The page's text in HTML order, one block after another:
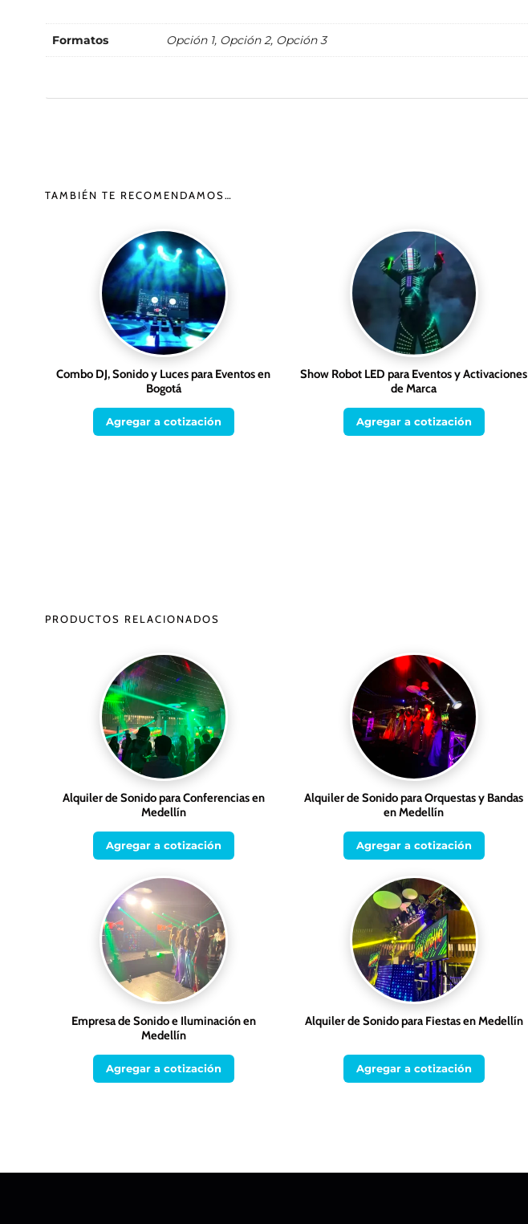
Formatos Opción 1, Opción 2, Opción 3
TAMBIÉN TE RECOMENDAMOS…
Combo DJ, Sonido y Luces para Eventos en
Bogotá
Agregar a cotización
Show Robot LED para Eventos y Activaciones
de Marca
Agregar a cotización
PRODUCTOS RELACIONADOS
Alquiler de Sonido para Conferencias en
Medellín
Agregar a cotización
Alquiler de Sonido para Orquestas y Bandas
en Medellín
Agregar a cotización
Empresa de Sonido e Iluminación en
Medellín
Agregar a cotización
Alquiler de Sonido para Fiestas en Medellín
Agregar a cotización